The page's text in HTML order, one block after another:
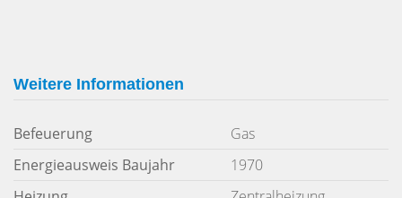
Weitere Informationen
Befeuerung
Gas
Energieausweis Baujahr
1970